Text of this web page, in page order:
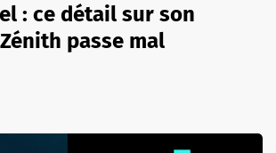
: ce détail sur son
passe mal